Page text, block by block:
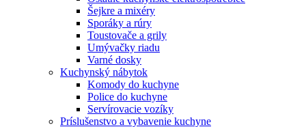
Šejkre a mixéry
Sporáky a rúry
Toustovače a grily
Umývačky riadu
Varné dosky
Kuchynský nábytok
Komody do kuchyne
Police do kuchyne
Servírovacie vozíky
Príslušenstvo a vybavenie kuchyne